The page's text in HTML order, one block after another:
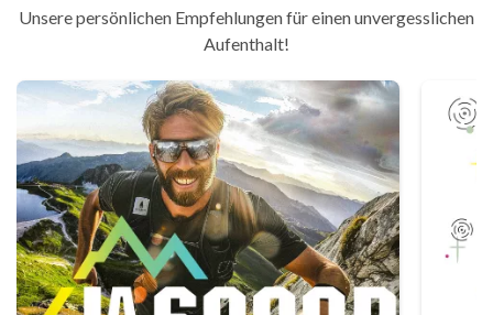
Unsere persönlichen Empfehlungen für einen unvergesslichen
Aufenthalt!